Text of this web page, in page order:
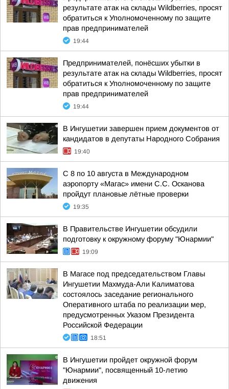
результате атак на склады Wildberries, просят
обратиться к Уполномоченному по защите
прав предпринимателей
19:44
Предпринимателей, понёсших убытки в
результате атак на склады Wildberries, просят
обратиться к Уполномоченному по защите
прав предпринимателей
19:44
В Ингушетии завершен прием документов от
кандидатов в депутаты Народного Собрания
19:40
С 8 по 10 августа в Международном
аэропорту «Магас» имени С.С. Осканова
пройдут плановые лётные проверки
19:35
В Правительстве Ингушетии обсудили
подготовку к окружному форуму "Юнармии"
19:09
В Магасе под председательством Главы
Ингушетии Махмуда-Али Калиматова
состоялось заседание регионального
Оперативного штаба по реализации мер,
предусмотренных Указом Президента
Российской Федерации
18:51
В Ингушетии пройдет окружной форум
"Юнармии", посвященный 10-летию
движения